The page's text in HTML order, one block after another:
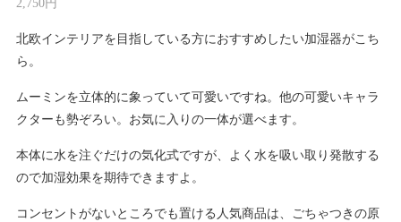
2,750円
北欧インテリアを目指している方におすすめしたい加湿器がこち
ら。
ムーミンを立体的に象っていて可愛いですね。他の可愛いキャラ
クターも勢ぞろい。お気に入りの一体が選べます。
本体に水を注ぐだけの気化式ですが、よく水を吸い取り発散する
ので加湿効果を期待できますよ。
コンセントがないところでも置ける人気商品は、ごちゃつきの原